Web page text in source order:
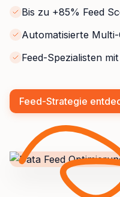
Bis zu +85% Feed
Automatisierte
Feed-Spezialisten
Feed-Strategie